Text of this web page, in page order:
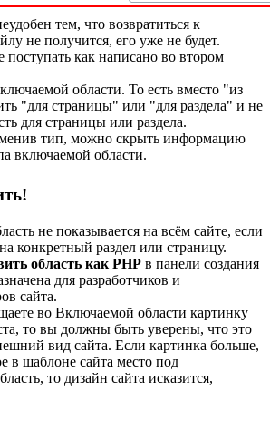
тем, что возвратиться к
не получится, его уже не будет.
как написано во втором
области. То есть вместо "из
"для страницы" или "для раздела" и не
для страницы или раздела.
тип, можно скрыть информацию
включаемой области.
не показывается на всём сайте, если
конкретный раздел или страницу.
область как PHP в панели создания
для разработчиков и
сайта.
во Включаемой области картинку
то вы должны быть уверены, что это
вид сайта. Если картинка больше,
в шаблоне сайта место под
то дизайн сайта исказится,